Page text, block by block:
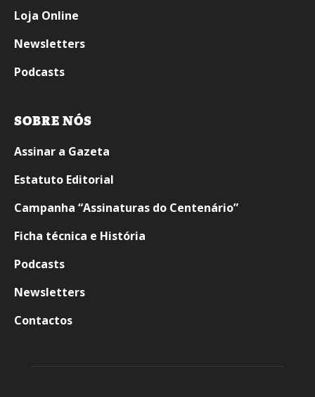
Loja Online
Newsletters
Podcasts
SOBRE NÓS
Assinar a Gazeta
Estatuto Editorial
Campanha “Assinaturas do Centenário”
Ficha técnica e História
Podcasts
Newsletters
Contactos